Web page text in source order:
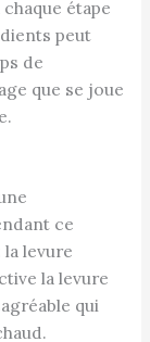
étape
peut
de
que se joue
ce
levure
la levure
qui